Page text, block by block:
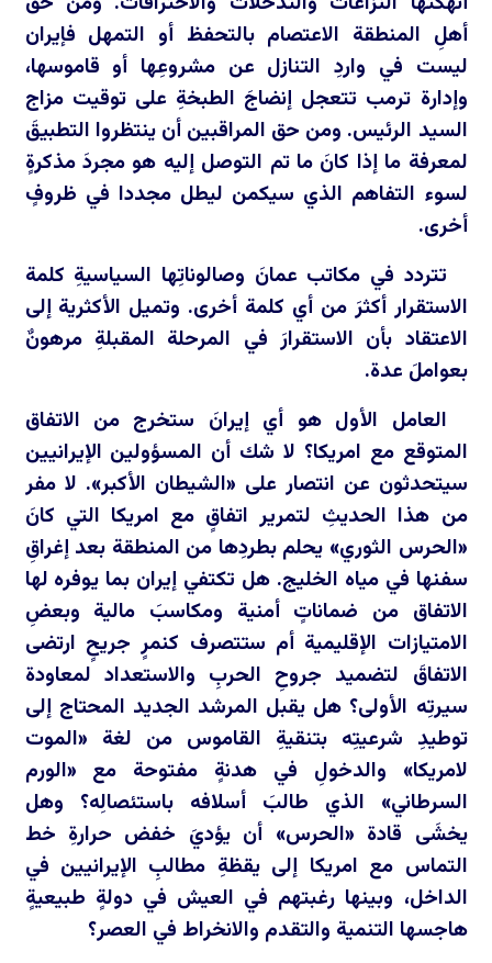
أهلِ المنطقة الاعتصام بالتحفظ أو التمهل فإيران
ليست في واردِ التنازل عن مشروعِها أو قاموسها،
وإدارة ترمب تتعجل إنضاجَ الطبخةِ على توقيت مزاج
السيد الرئيس. ومن حق المراقبين أن ينتظروا التطبيقَ
لمعرفة ما إذا كانَ ما تم التوصل إليه هو مجردَ مذكرةٍ
لسوء التفاهم الذي سيكمن ليطل مجددا في ظروفٍ
أخرى.
تتردد في مكاتب عمانَ وصالوناتِها السياسيةِ كلمة
الاستقرار أكثرَ من أي كلمة أخرى. وتميل الأكثرية إلى
الاعتقاد بأن الاستقرارَ في المرحلة المقبلةِ مرهونٌ
بعواملَ عدة.
العامل الأول هو أي إيرانَ ستخرج من الاتفاق
المتوقع مع امريكا؟ لا شك أن المسؤولين الإيرانيين
سيتحدثون عن انتصار على «الشيطان الأكبر». لا مفر
من هذا الحديثِ لتمرير اتفاقٍ مع امريكا التي كانَ
«الحرس الثوري» يحلم بطردِها من المنطقة بعد إغراقِ
سفنها في مياه الخليج. هل تكتفي إيران بما يوفره لها
الاتفاق من ضماناتٍ أمنية ومكاسبَ مالية وبعضِ
الامتيازات الإقليمية أم ستتصرف كنمرٍ جريحٍ ارتضى
الاتفاقَ لتضميد جروحِ الحربِ والاستعداد لمعاودة
سيرتِه الأولى؟ هل يقبل المرشد الجديد المحتاج إلى
توطيدِ شرعيتِه بتنقيةِ القاموس من لغة «الموت
لامريكا» والدخولِ في هدنةٍ مفتوحة مع «الورم
السرطاني» الذي طالبَ أسلافه باستئصالِه؟ وهل
يخشَى قادة «الحرس» أن يؤديَ خفض حرارةِ خط
التماس مع امريكا إلى يقظةِ مطالبِ الإيرانيين في
الداخل، وبينها رغبتهم في العيش في دولةٍ طبيعيةٍ
هاجسها التنمية والتقدم والانخراط في العصر؟